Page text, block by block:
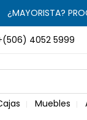
¿MAYORISTA?
4052 5999
Muebles